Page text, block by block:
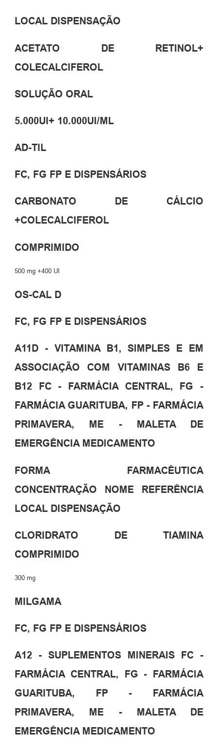
LOCAL DISPENSAÇÃO
ACETATO DE RETINOL+
COLECALCIFEROL
SOLUÇÃO ORAL
5.000UI+ 10.000UI/ML
AD-TIL
FC, FG FP E DISPENSÁRIOS
CARBONATO DE CÁLCIO
+COLECALCIFEROL
COMPRIMIDO
500 mg +400 UI
OS-CAL D
FC, FG FP E DISPENSÁRIOS
A11D - VITAMINA B1, SIMPLES E EM
ASSOCIAÇÃO COM VITAMINAS B6 E
B12 FC - FARMÁCIA CENTRAL, FG -
FARMÁCIA GUARITUBA, FP - FARMÁCIA
PRIMAVERA, ME - MALETA DE
EMERGÊNCIA MEDICAMENTO
FORMA FARMACÊUTICA
CONCENTRAÇÃO NOME REFERÊNCIA
LOCAL DISPENSAÇÃO
CLORIDRATO DE TIAMINA
COMPRIMIDO
300 mg
MILGAMA
FC, FG FP E DISPENSÁRIOS
A12 - SUPLEMENTOS MINERAIS FC -
FARMÁCIA CENTRAL, FG - FARMÁCIA
GUARITUBA, FP - FARMÁCIA
PRIMAVERA, ME - MALETA DE
EMERGÊNCIA MEDICAMENTO